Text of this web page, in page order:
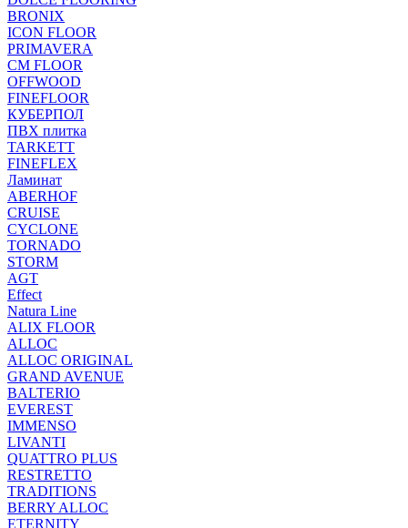
BRONIX
ICON FLOOR
PRIMAVERA
CM FLOOR
OFFWOOD
FINEFLOOR
КУБЕРПОЛ
ПВХ плитка
TARKETT
FINEFLEX
Ламинат
ABERHOF
CRUISE
CYCLONE
TORNADO
STORM
AGT
Effect
Natura Line
ALIX FLOOR
ALLOC
ALLOC ORIGINAL
GRAND AVENUE
BALTERIO
EVEREST
IMMENSO
LIVANTI
QUATTRO PLUS
RESTRETTO
TRADITIONS
BERRY ALLOC
ETERNITY